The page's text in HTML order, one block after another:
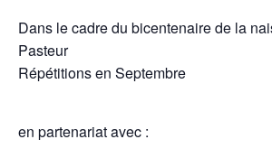
Dans le cadre du bicentenaire de la
Pasteur
Répétitions en Septembre
en partenariat avec :